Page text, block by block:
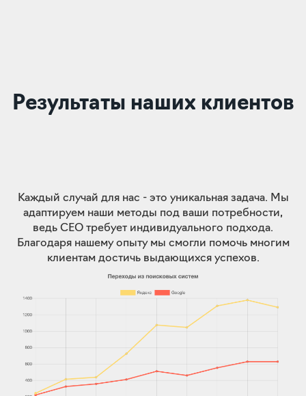
Результаты наших клиентов
Каждый случай для нас - это уникальная задача. Мы
адаптируем наши методы под ваши потребности,
ведь СЕО требует индивидуального подхода.
Благодаря нашему опыту мы смогли помочь многим
клиентам достичь выдающихся успехов.